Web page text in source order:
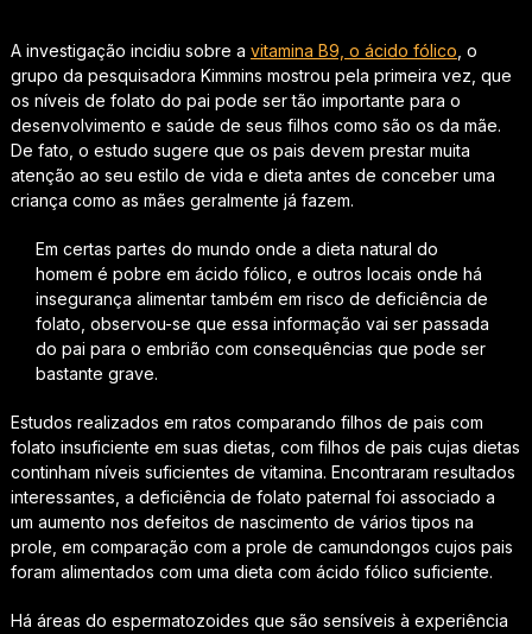
A investigação incidiu sobre a vitamina B9, o ácido fólico , o
grupo da pesquisadora Kimmins mostrou pela primeira vez, que
os níveis de folato do pai pode ser tão importante para o
desenvolvimento e saúde de seus filhos como são os da mãe.
De fato, o estudo sugere que os pais devem prestar muita
atenção ao seu estilo de vida e dieta antes de conceber uma
criança como as mães geralmente já fazem.
Em certas partes do mundo onde a dieta natural do
homem é pobre em ácido fólico, e outros locais onde há
insegurança alimentar também em risco de deficiência de
folato, observou-se que essa informação vai ser passada
do pai para o embrião com consequências que pode ser
bastante grave.
Estudos realizados em ratos comparando filhos de pais com
folato insuficiente em suas dietas, com filhos de pais cujas dietas
continham níveis suficientes de vitamina. Encontraram resultados
interessantes, a deficiência de folato paternal foi associado a
um aumento nos defeitos de nascimento de vários tipos na
prole, em comparação com a prole de camundongos cujos pais
foram alimentados com uma dieta com ácido fólico suficiente.
Há áreas do espermatozoides que são sensíveis à experiência